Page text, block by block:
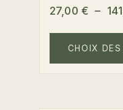
27,00 € –
CHOIX